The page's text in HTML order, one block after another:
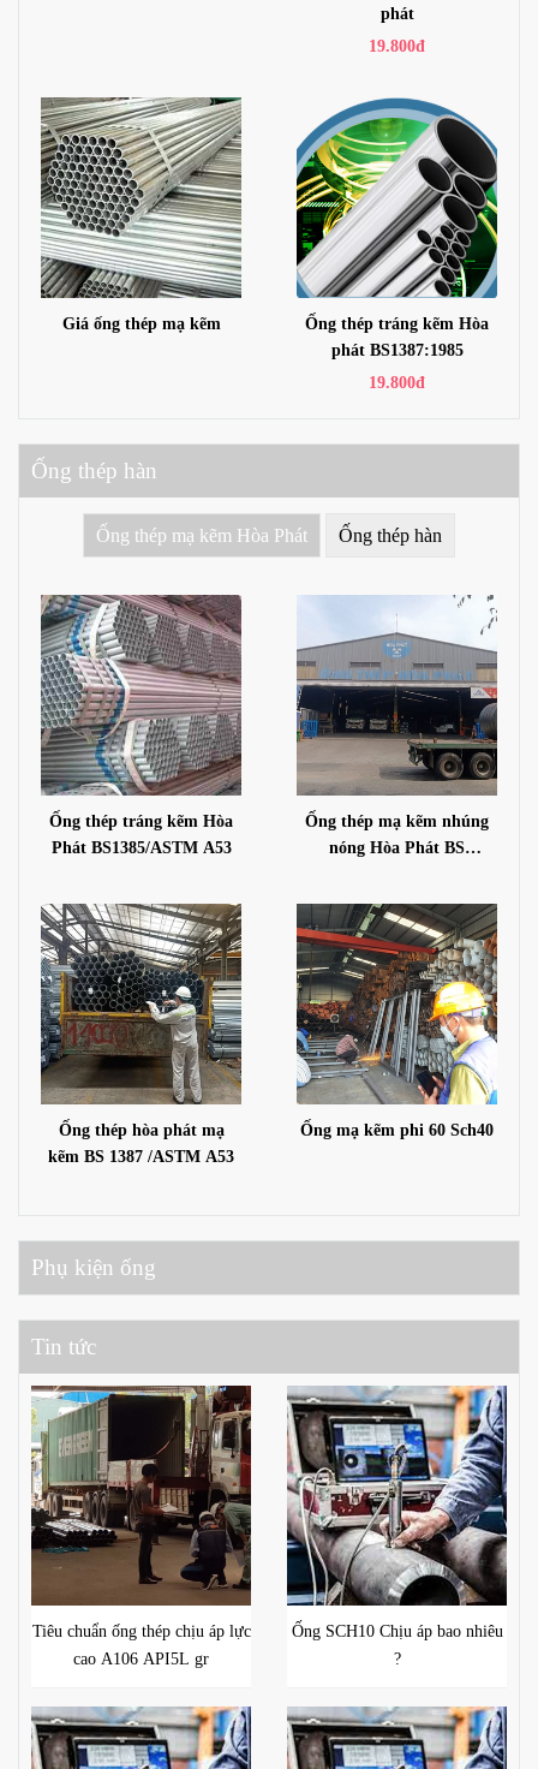
phát
19.800đ
Giá ống thép mạ kẽm
Ống thép tráng kẽm Hòa
phát BS1387:1985
19.800đ
Ống thép hàn
Ống thép mạ kẽm Hòa Phát Ống thép hàn
Ống thép tráng kẽm Hòa
Phát BS1385/ASTM A53
Ống thép mạ kẽm nhúng
nóng Hòa Phát BS
Ống thép hòa phát mạ
kẽm BS 1387 /ASTM A53
Ống mạ kẽm phi 60 Sch40
Phụ kiện ống
Tin tức
Tiêu chuẩn ống thép chịu áp lực
cao A106 API5L gr
Ống SCH10 Chịu áp bao nhiêu
?